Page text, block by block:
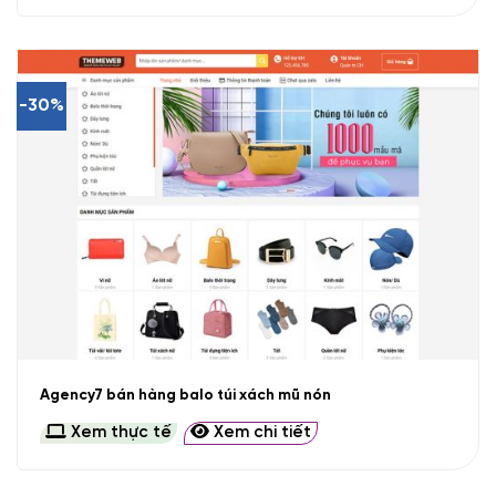
-30%
Agency7 bán hàng balo túi xách mũ nón
Xem thực tế Xem chi tiết